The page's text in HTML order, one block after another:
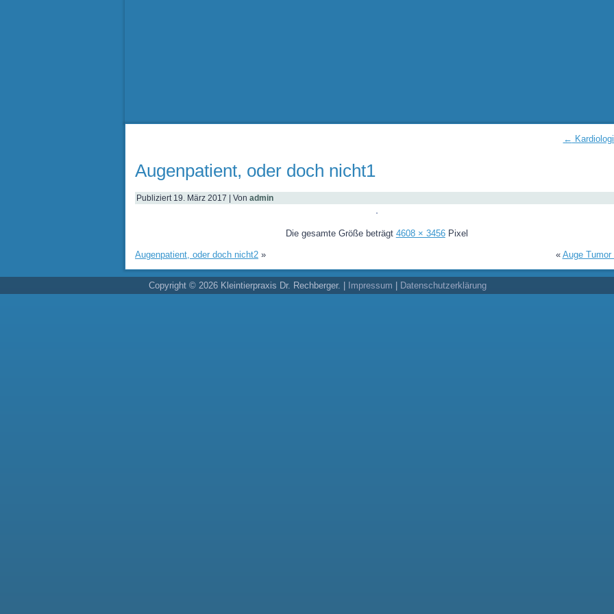
←
Augenpatient, oder doch nicht1
Publiziert 19. März 2017 Von admin
Die gesamte Größe beträgt 4608 × 3456Pixel
Augenpatient, oder doch nicht2 » « Auge Tumor
Copyright © 2026 Kleintierpraxis Dr. Rechberger. | Impressum Datenschutzerklärung